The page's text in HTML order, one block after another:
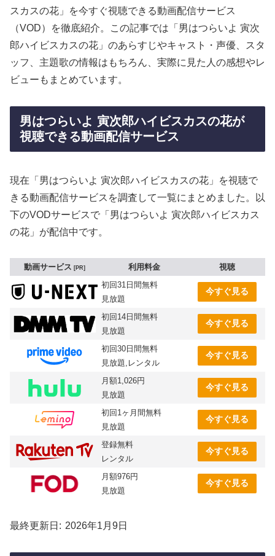
スカスの花」を今すぐ視聴できる動画配信サービス
（VOD）を徹底紹介。この記事では「男はつらいよ 寅次
郎ハイビスカスの花」のあらすじやキャスト・声優、スタ
ッフ、主題歌の情報はもちろん、実際に見た人の感想やレ
ビューもまとめています。
男はつらいよ 寅次郎ハイビスカスの花が
視聴できる動画配信サービス
現在「男はつらいよ 寅次郎ハイビスカスの花」を視聴で
きる動画配信サービスを調査して一覧にまとめました。以
下のVODサービスで「男はつらいよ 寅次郎ハイビスカス
の花」が配信中です。
動画サービス PR 利用料金
視聴
初回31日間無料
見放題
今すぐ見る
初回14日間無料
見放題
今すぐ見る
初回30日間無料
見放題,レンタル
今すぐ見る
月額1,026円
見放題
今すぐ見る
初回1ヶ月間無料
見放題
今すぐ見る
登録無料
レンタル
今すぐ見る
月額976円
見放題
今すぐ見る
最終更新日 2026年1月9日